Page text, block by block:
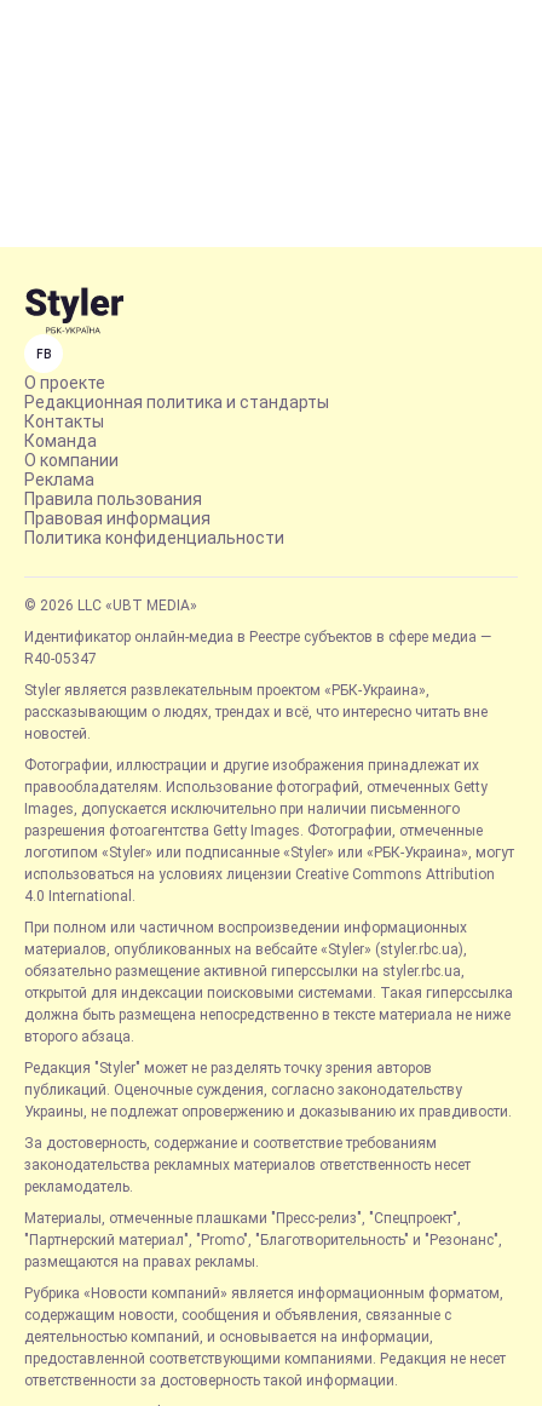
FB
О проекте
Редакционная политика и стандарты
Контакты
Команда
О компании
Реклама
Правила пользования
Правовая информация
Политика конфиденциальности
© 2026 LLC «UBT MEDIA»
Идентификатор онлайн-медиа в Реестре субъектов в сфере медиа —
R40-05347
Styler является развлекательным проектом «РБК-Украина»,
рассказывающим о людях, трендах и всё, что интересно читать вне
новостей.
Фотографии, иллюстрации и другие изображения принадлежат их
правообладателям. Использование фотографий, отмеченных Getty
Images, допускается исключительно при наличии письменного
разрешения фотоагентства Getty Images. Фотографии, отмеченные
логотипом «Styler» или подписанные «Styler» или «РБК-Украина», могут
использоваться на условиях лицензии Creative Commons Attribution
4.0 International.
При полном или частичном воспроизведении информационных
материалов, опубликованных на вебсайте «Styler» (styler.rbc.ua),
обязательно размещение активной гиперссылки на styler.rbc.ua,
открытой для индексации поисковыми системами. Такая гиперссылка
должна быть размещена непосредственно в тексте материала не ниже
второго абзаца.
Редакция "Styler" может не разделять точку зрения авторов
публикаций. Оценочные суждения, согласно законодательству
Украины, не подлежат опровержению и доказыванию их правдивости.
За достоверность, содержание и соответствие требованиям
законодательства рекламных материалов ответственность несет
рекламодатель.
Материалы, отмеченные плашками "Пресс-релиз", "Спецпроект",
"Партнерский материал", "Promo", "Благотворительность" и "Резонанс",
размещаются на правах рекламы.
Рубрика «Новости компаний» является информационным форматом,
содержащим новости, сообщения и объявления, связанные с
деятельностью компаний, и основывается на информации,
предоставленной соответствующими компаниями. Редакция не несет
ответственности за достоверность такой информации.